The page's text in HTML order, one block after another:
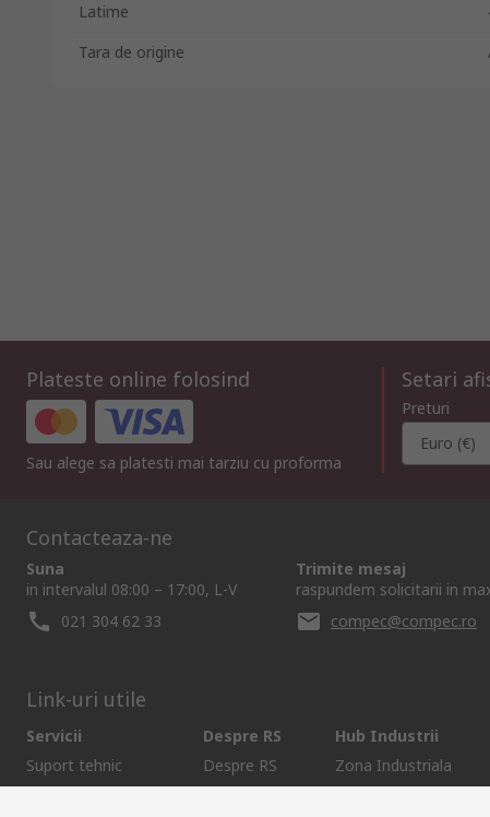
Latime
Tara de origine
Plateste online folosind
Sau alege sa platesti mai tarziu cu proforma
Setari
Preturi
Euro (€)
Contacteaza-ne
Suna
in intervalul 08:00 – 17:00, L-V
021 304 62 33
Trimite mesaj
raspundem solicitarii in
compec@compec.ro
Link-uri utile
Servicii
Suport tehnic
Despre RS
Despre RS
Hub Industrii
Zona Industriala